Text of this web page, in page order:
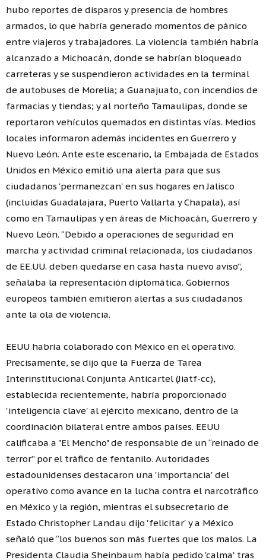
hubo reportes de disparos y presencia de hombres
armados, lo que habría generado momentos de pánico
entre viajeros y trabajadores. La violencia también habría
alcanzado a Michoacán, donde se habrían bloqueado
carreteras y se suspendieron actividades en la terminal
de autobuses de Morelia; a Guanajuato, con incendios de
farmacias y tiendas; y al norteño Tamaulipas, donde se
reportaron vehículos quemados en distintas vías. Medios
locales informaron además incidentes en Guerrero y
Nuevo León. Ante este escenario, la Embajada de Estados
Unidos en México emitió una alerta para que sus
ciudadanos 'permanezcan' en sus hogares en Jalisco
(incluidas Guadalajara, Puerto Vallarta y Chapala), así
como en Tamaulipas y en áreas de Michoacán, Guerrero y
Nuevo León. “Debido a operaciones de seguridad en
marcha y actividad criminal relacionada, los ciudadanos
de EE.UU. deben quedarse en casa hasta nuevo aviso”,
señalaba la representación diplomática. Gobiernos
europeos también emitieron alertas a sus ciudadanos
ante la ola de violencia.
EEUU habría colaborado con México en el operativo.
Precisamente, se dijo que la Fuerza de Tarea
Interinstitucional Conjunta Anticartel (Jiatf-cc),
establecida recientemente, habría proporcionado
'inteligencia clave' al ejército mexicano, dentro de la
coordinación bilateral entre ambos países. EEUU
calificaba a "El Mencho" de responsable de un “reinado de
terror” por el tráfico de fentanilo. Autoridades
estadounidenses destacaron una 'importancia' del
operativo como avance en la lucha contra el narcotráfico
en México y la región, mientras el subsecretario de
Estado Christopher Landau dijo 'felicitar' y a México
señaló que “los buenos son más fuertes que los malos. La
Presidenta Claudia Sheinbaum había pedido 'calma' tras